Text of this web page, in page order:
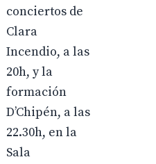
conciertos de
Clara
Incendio, a las
20h, y la
formación
D’Chipén, a las
22.30h, en la
Sala